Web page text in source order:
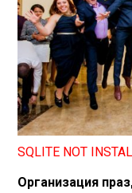
SQLITE NOT
Организация